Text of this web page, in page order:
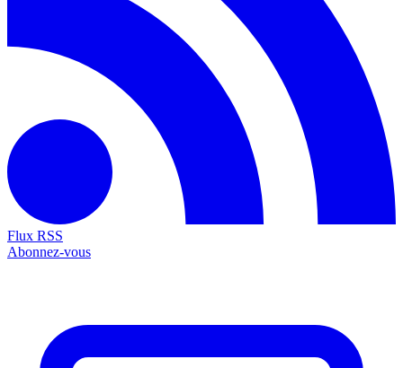
Flux RSS
Abonnez-vous